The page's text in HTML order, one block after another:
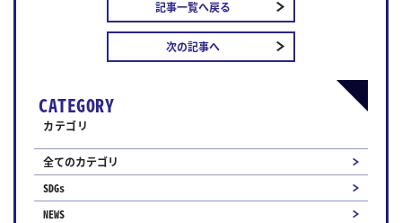
記事一覧へ戻る
次の記事へ
CATEGORY
カテゴリ
全てのカテゴリ
SDGs
NEWS